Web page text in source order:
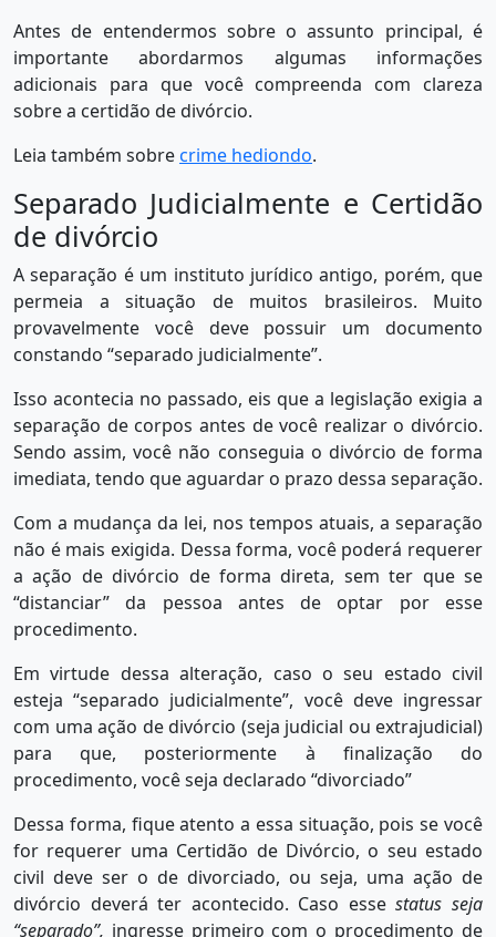
Antes de entendermos sobre o assunto principal, é
importante abordarmos algumas informações
adicionais para que você compreenda com clareza
sobre a certidão de divórcio.
Leia também sobrecrime hediondo.
Separado Judicialmente e Certidão
de divórcio
A separação é um instituto jurídico antigo, porém, que
permeia a situação de muitos brasileiros. Muito
provavelmente você deve possuir um documento
constando “separado judicialmente”.
Isso acontecia no passado, eis que a legislação exigia a
separação de corpos antes de você realizar o divórcio.
Sendo assim, você não conseguia o divórcio de forma
imediata, tendo que aguardar o prazo dessa separação.
Com a mudança da lei, nos tempos atuais, a separação
não é mais exigida. Dessa forma, você poderá requerer
a ação de divórcio de forma direta, sem ter que se
“distanciar” da pessoa antes de optar por esse
procedimento.
Em virtude dessa alteração, caso o seu estado civil
esteja “separado judicialmente”, você deve ingressar
com uma ação de divórcio (seja judicial ou extrajudicial)
para que, posteriormente à finalização do
procedimento, você seja declarado “divorciado”
Dessa forma, fique atento a essa situação, pois se você
for requerer uma Certidão de Divórcio, o seu estado
civil deve ser o de divorciado, ou seja, uma ação de
divórcio deverá ter acontecido. Caso essestatus seja
“separado”, ingresse primeiro com o procedimento de